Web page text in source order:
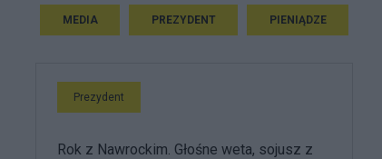
MEDIA PREZYDENT PIENIĄDZE
Prezydent
Rok z Nawrockim. Głośne weta, sojusz z